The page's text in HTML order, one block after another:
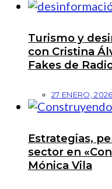
Turismo y
con Cristina
Fakes de
27 ENERO, 2026
Estrategias,
sector en
Mónica Vila